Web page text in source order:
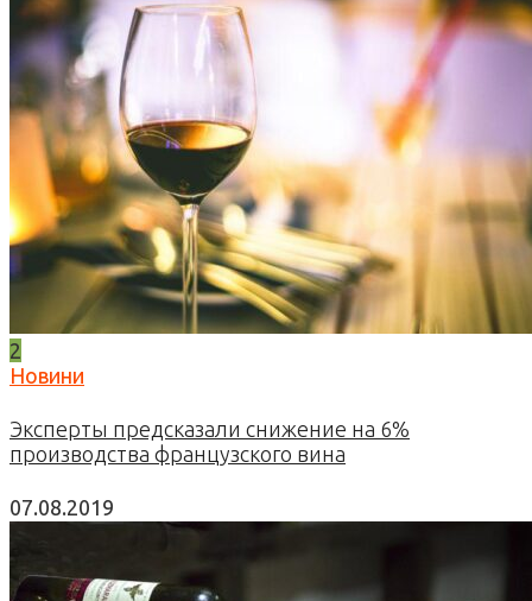
2
Новини
Эксперты предсказали снижение на 6%
производства французского вина
07.08.2019